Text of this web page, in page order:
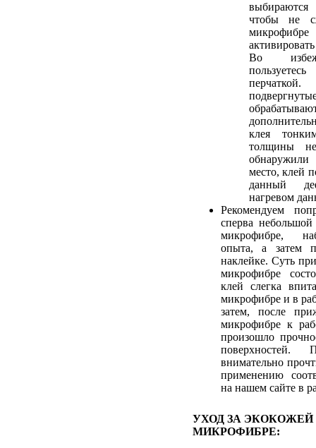
чтобы не
Во
клея
толщины
место, клей
данный
нагревом
Рекомендуем
сперва
микрофибре,
опыта, а затем
наклейке. Суть
микрофибре
клей слегка
микрофибре и в
затем, после
микрофибре к
произошло
поверхностей.
внимательно
применению
на нашем сайте в
УХОД ЗА ЭКОКОЖЕЙ
МИКРОФИБРЕ: